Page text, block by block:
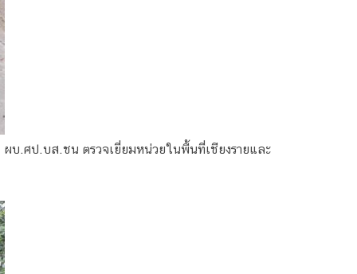
ผบ.ศป.บส.ชน ตรวจเยี่ยมหน่วยในพื้นที่เชียงรายและ